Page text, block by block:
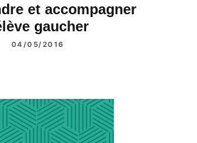
et accompagner
gaucher
04/05/2016